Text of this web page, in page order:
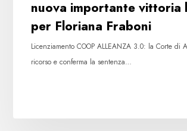
nuova importante vittoria
per Floriana Fraboni
Licenziamento COOP ALLEANZA 3.0: la Corte di
ricorso e conferma la sentenza…